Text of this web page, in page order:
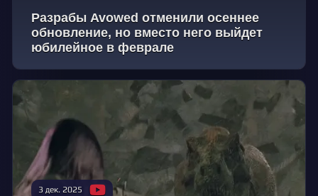
Разрабы Avowed отменили осеннее
обновление, но вместо него выйдет
юбилейное в феврале
3 дек. 2025